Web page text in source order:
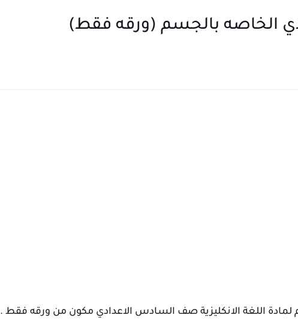
الخاصه بالجسم (ورقه فقط)
اللغة الانكليزية صف السادس الاعدادي مكون من ورقه فقط .